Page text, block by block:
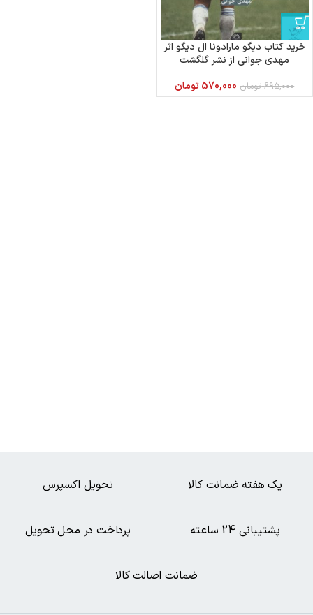
خرید کتاب دیگو مارادونا ال دیگو اثر
مهدی جوانی از نشر گلگشت
695,000 تومان 570,000تومان
ضمانت اصالت کالا
پرداخت در محل تحویل پشتیبانی 24 ساعته
تحویل اکسپرس یک هفته ضمانت کالا